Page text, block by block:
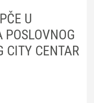
U
POSLOVNOG
CITY CENTAR